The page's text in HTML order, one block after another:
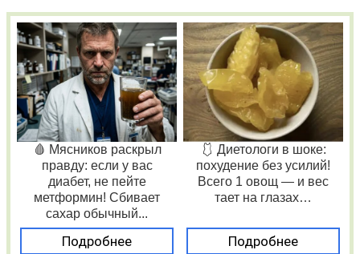
🩸 Мясников раскрыл
правду: если у вас
диабет, не пейте
метформин! Сбивает
сахар обычный...
Подробнее
🩱 Диетологи в шоке:
похудение без усилий!
Всего 1 овощ — и вес
тает на глазах…
Подробнее